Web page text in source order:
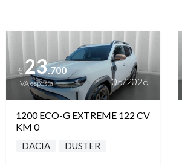
CHARGING
Vedi dettagli
€23.700
IVA esposta 05/2026
1200 ECO-G EXTREME 122 CV
KM 0
DACIA DUSTER